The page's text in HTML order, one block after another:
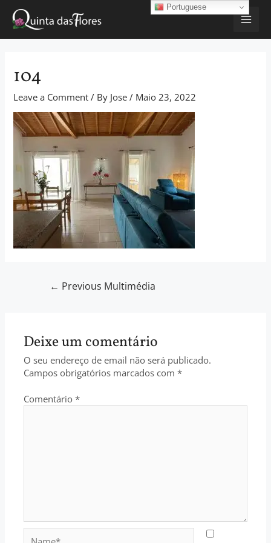
content
104
Leave a Comment / By Jose/ Maio 23, 2022
de
artigos
← Previous Multimédia
Deixe um comentário
O seu endereço de email não será publicado.
Campos obrigatórios marcados com*
Comentário*
Portuguese